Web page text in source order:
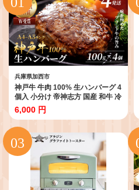
兵庫県加西市
神戸牛 牛肉 100% 生ハンバーグ 4
個入 小分け 帝神志方 国産 和牛 冷
凍 黒毛和牛 グルメ 肉汁 ハンバー
グ 神戸ビーフ 但馬牛 最短4日以内
発送
6,000 円